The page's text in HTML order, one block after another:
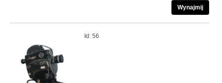
Wynajmij
Id: 56